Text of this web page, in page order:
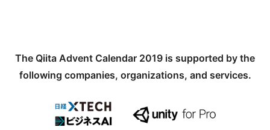
The Qiita Advent Calendar 2019 is supported by the
following companies, organizations, and services.